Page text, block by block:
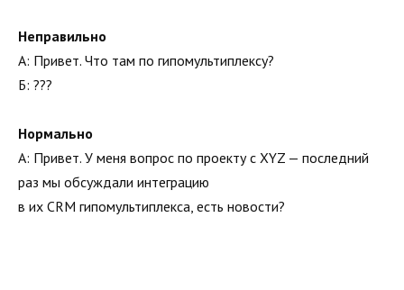
Неправильно
А: Привет. Что там по гипомультиплексу?
Б: ???
Нормально
А: Привет. У меня вопрос по проекту с XYZ — последний
раз мы обсуждали интеграцию
в их CRM гипомультиплекса, есть новости?